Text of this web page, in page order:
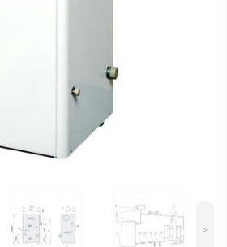
>